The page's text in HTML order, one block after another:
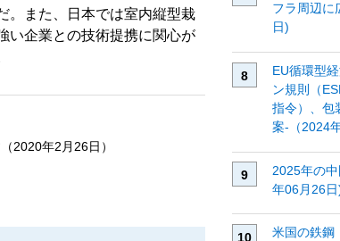
。また、日本では室内縦型栽
い企業との技術提携に関心が
2020年2月26日）
フラ周辺に
日)
EU循環型
ン規則（
指令）、包
案‐（2024
2025年の
年06月26日
米国の鉄鋼